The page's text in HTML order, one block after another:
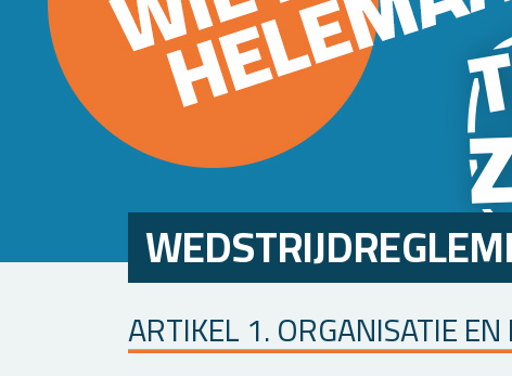
AR­TI­KEL 1. OR­GA­NI­SA­TIE EN